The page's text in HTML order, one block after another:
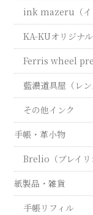
ink mazeru（イ
KA-KUオリジナ
Ferris wheel
藍濃道具屋（レン
その他インク
手帳・革小物
Brelio（ブレイリ
紙製品・雑貨
手帳リフィル